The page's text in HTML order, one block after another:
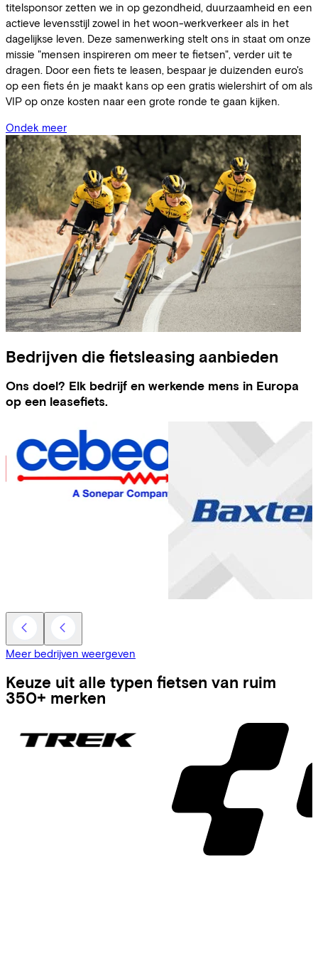
titelsponsor zetten we in op gezondheid, duurzaamheid en een
actieve levensstijl zowel in het woon-werkverkeer als in het
dagelijkse leven. Deze samenwerking stelt ons in staat om onze
missie "mensen inspireren om meer te fietsen", verder uit te
dragen. Door een fiets te leasen, bespaar je duizenden euro's
op een fiets én je maakt kans op een gratis wielershirt of om als
VIP op onze kosten naar een grote ronde te gaan kijken.
Ondek meer
Bedrijven die fietsleasing aanbieden
Ons doel? Elk bedrijf en werkende mens in Europa
op een leasefiets.
Meer bedrijven weergeven
Keuze uit alle typen fietsen van ruim
350+ merken